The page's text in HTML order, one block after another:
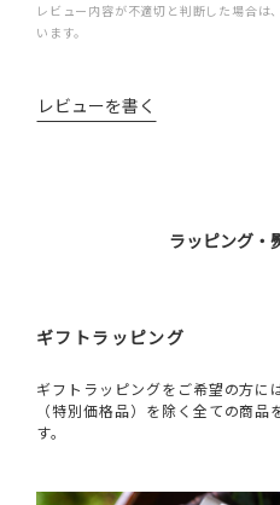
レビュー内容が不適切と判断した場合は
います。
レビューを書く
ラッピング・
ギフトラッピング
ギフトラッピングをご希望の方に
（特別価格品）を除く全ての商
す。